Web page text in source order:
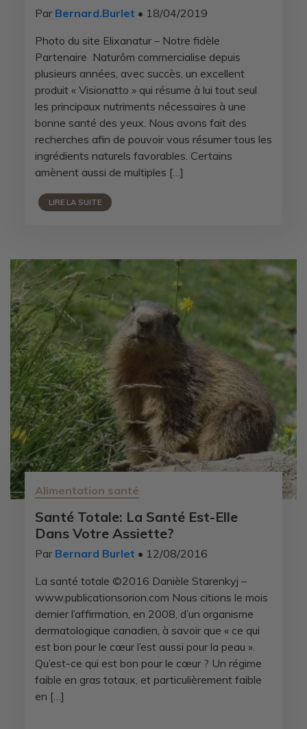
Par Bernard.Burlet • 18/04/2019
Photo du site Elixanatur – Notre fidèle
Partenaire Naturôm commercialise depuis
plusieurs années, avec succès, un excellent
produit « Visionatto » qui résume à lui tout seul
les principaux nutriments nécessaires à une
bonne santé des yeux. Nous avons fait des
recherches afin de pouvoir vous résumer tous les
ingrédients naturels favorables. Certains
amènent aussi de multiples […]
LIRE LA SUITE
Alimentation santé
Santé Totale: La Santé Est-Elle
Dans Votre Assiette?
Par Bernard Burlet • 12/08/2016
La santé totale ©2016 Danièle Starenkyj –
www.publicationsorion.com Nous citions le mois
dernier l’affirmation, en 2008, d’un organisme
dermatologique canadien, à savoir que « ce qui
est bon pour le cœur l’est aussi pour la peau ».
Qu’est-ce qui est bon pour le cœur ? Un régime
faible en gras totaux, et particulièrement faible
en […]